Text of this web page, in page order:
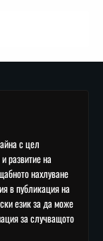
с цел
развитие на
нахлуване
в публикация на
език за да може
за случващото